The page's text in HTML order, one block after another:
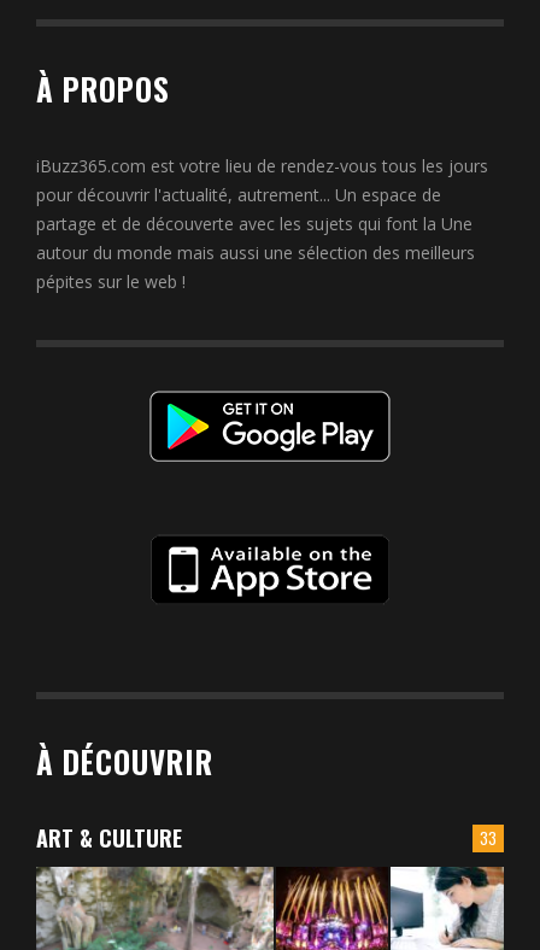
À PROPOS
iBuzz365.com est votre lieu de rendez-vous tous les jours
pour découvrir l'actualité, autrement... Un espace de
partage et de découverte avec les sujets qui font la Une
autour du monde mais aussi une sélection des meilleurs
pépites sur le web !
À DÉCOUVRIR
33
ART & CULTURE